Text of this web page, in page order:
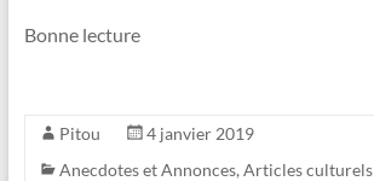
Bonne lecture
Pitou
4 janvier 2019
Anecdotes et Annonces, Articles culturels